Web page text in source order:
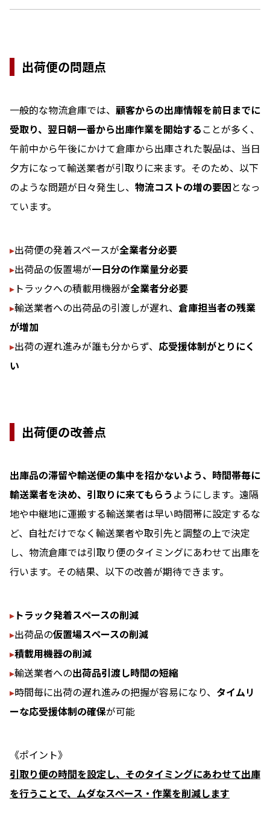
出荷便の問題点
一般的な物流倉庫では、 顧客からの出庫情報を前日までに
受取り、翌日朝一番から出庫作業を開始することが多く、
午前中から午後にかけて倉庫から出庫された製品は、当日
夕方になって輸送業者が引取りに来ます。そのため、以下
のような問題が日々発生し、 物流コストの増の要因となっ
ています。
▸出荷便の発着スペースが全業者分必要
▸出荷品の仮置場が一日分の作業量分必要
▸ トラックへの積載用機器が全業者分必要
▸輸送業者への出荷品の引渡しが遅れ、 倉庫担当者の残業
が増加
▸出荷の遅れ進みが誰も分からず、 応受援体制がとりにく
い
出荷便の改善点
出庫品の滞留や輸送便の集中を招かないよう、時間帯毎に
輸送業者を決め、引取りに来てもらうようにします。遠隔
地や中継地に運搬する輸送業者は早い時間帯に設定するな
ど、自社だけでなく輸送業者や取引先と調整の上で決定
し、物流倉庫では引取り便のタイミングにあわせて出庫を
行います。その結果、以下の改善が期待できます。
▸トラック発着スペースの削減
▸出荷品の仮置場スペースの削減
▸積載用機器の削減
▸輸送業者への出荷品引渡し時間の短縮
▸時間毎に出荷の遅れ進みの把握が容易になり、 タイムリ
ーな応受援体制の確保が可能
《ポイント》
引取り便の時間を設定し、そのタイミングにあわせて出庫
を行うことで、ムダなスペース・作業を削減します